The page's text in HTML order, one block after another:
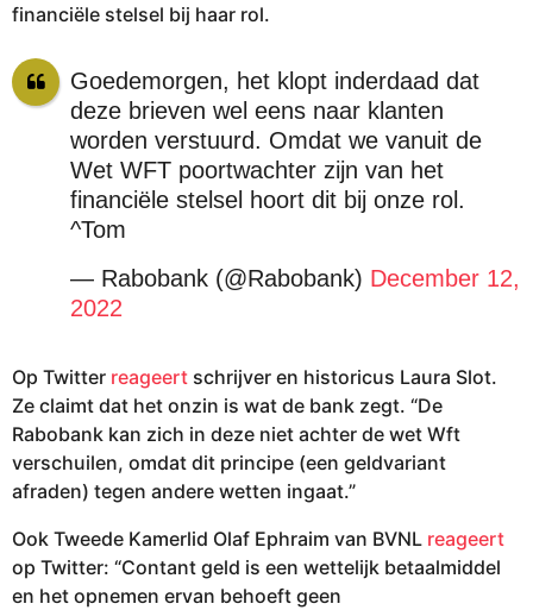
financiële stelsel bij haar rol.
Goedemorgen, het klopt inderdaad dat
deze brieven wel eens naar klanten
worden verstuurd. Omdat we vanuit de
Wet WFT poortwachter zijn van het
financiële stelsel hoort dit bij onze rol.
^Tom
— Rabobank (@Rabobank) December 12,
2022
Op Twitter reageert schrijver en historicus Laura Slot.
Ze claimt dat het onzin is wat de bank zegt. “De
Rabobank kan zich in deze niet achter de wet Wft
verschuilen, omdat dit principe (een geldvariant
afraden) tegen andere wetten ingaat.”
Ook Tweede Kamerlid Olaf Ephraim van BVNL reageert
op Twitter: “Contant geld is een wettelijk betaalmiddel
en het opnemen ervan behoeft geen